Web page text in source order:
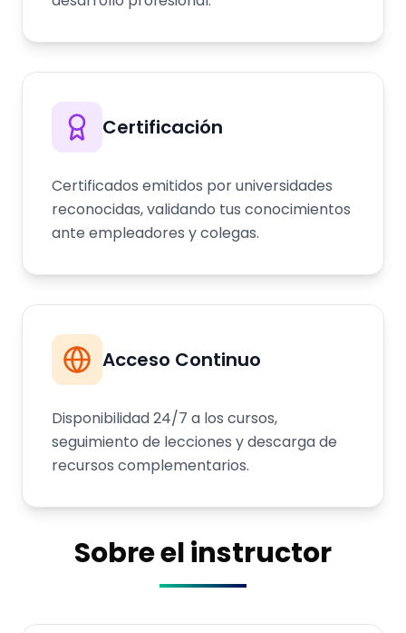
Certificación
Certificados emitidos por universidades
reconocidas, validando tus conocimientos
ante empleadores y colegas.
Acceso Continuo
Disponibilidad 24/7 a los cursos,
seguimiento de lecciones y descarga de
recursos complementarios.
Sobre el instructor